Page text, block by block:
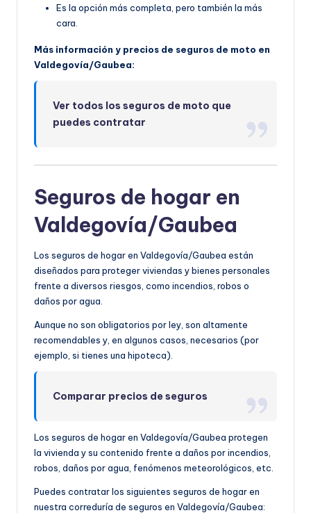
Es la opción más completa, pero también la más
cara.
Más información y precios de seguros de moto en
Valdegovía/Gaubea:
Ver todos los seguros de moto que
puedes contratar
Seguros de hogar en
Valdegovía/Gaubea
Los seguros de hogar en Valdegovía/Gaubea están
diseñados para proteger viviendas y bienes personales
frente a diversos riesgos, como incendios, robos o
daños por agua.
Aunque no son obligatorios por ley, son altamente
recomendables y, en algunos casos, necesarios (por
ejemplo, si tienes una hipoteca).
Comparar precios de seguros
Los seguros de hogar en Valdegovía/Gaubea protegen
la vivienda y su contenido frente a daños por incendios,
robos, daños por agua, fenómenos meteorológicos, etc.
Puedes contratar los siguientes seguros de hogar en
nuestra correduría de seguros en Valdegovía/Gaubea: